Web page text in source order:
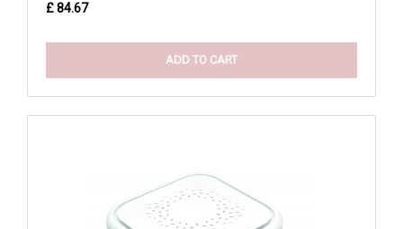
£ 84.67
ADD TO CART